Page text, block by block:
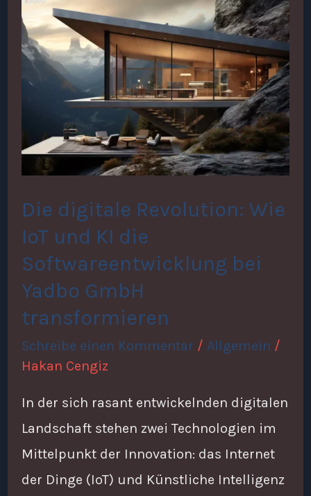
Die digitale Revolution: Wie
IoT und KI die
Softwareentwicklung bei
Yadbo GmbH
transformieren
Schreibe einen Kommentar / Allgemein /
Hakan Cengiz
In der sich rasant entwickelnden digitalen
Landschaft stehen zwei Technologien im
Mittelpunkt der Innovation: das Internet
der Dinge (IoT) und Künstliche Intelligenz
Die
digitale
Revolution:
Wie
und
KI
Softwareentwicklung
bei
Yadbo
GmbH
transformieren